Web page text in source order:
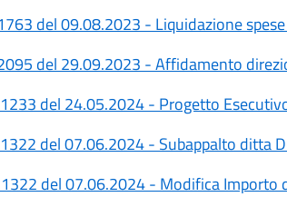
del 09.08.2023 - Liquidazione
del 29.09.2023 - Affidamento
del 24.05.2024 - Progetto
del 07.06.2024 - Subappalto ditta
del 07.06.2024 - Modifica Importo